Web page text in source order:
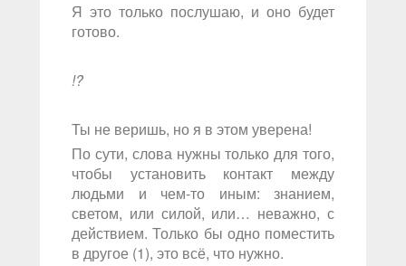
Я это только послушаю, и оно будет
готово.
!?
Ты не веришь, но я в этом уверена!
По сути, слова нужны только для того,
чтобы установить контакт между
людьми и чем-то иным: знанием,
светом, или силой, или… неважно, с
действием. Только бы одно поместить
в другое (1), это всё, что нужно.